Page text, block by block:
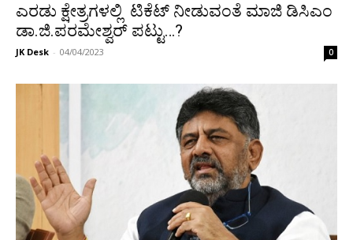
ಎರಡು ಕ್ಷೇತ್ರಗಳಲ್ಲಿ ಟಿಕೆಟ್ ನೀಡುವಂತೆ ಮಾಜಿ ಡಿಸಿಎಂ
ಡಾ.ಜಿ.ಪರಮೇಶ್ವರ್ ಪಟ್ಟು…?
JK Desk - 04/04/2023 0